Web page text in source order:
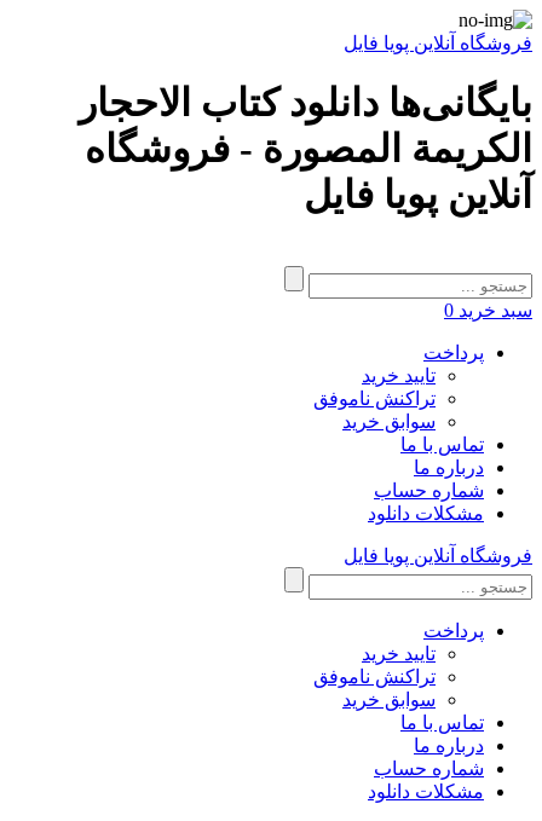
فروشگاه آنلاین پویا فایل
بایگانی‌ها دانلود کتاب الاحجار
الکریمة المصورة - فروشگاه
آنلاین پویا فایل
سبد خرید 0
پرداخت
تایید خرید
تراکنش ناموفق
سوابق خرید
تماس با ما
درباره ما
شماره حساب
مشکلات دانلود
فروشگاه آنلاین پویا فایل
پرداخت
تایید خرید
تراکنش ناموفق
سوابق خرید
تماس با ما
درباره ما
شماره حساب
مشکلات دانلود